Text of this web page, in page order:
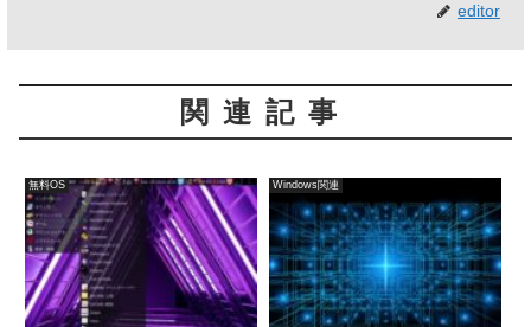
editor
関連記事
無料OS Windows関連